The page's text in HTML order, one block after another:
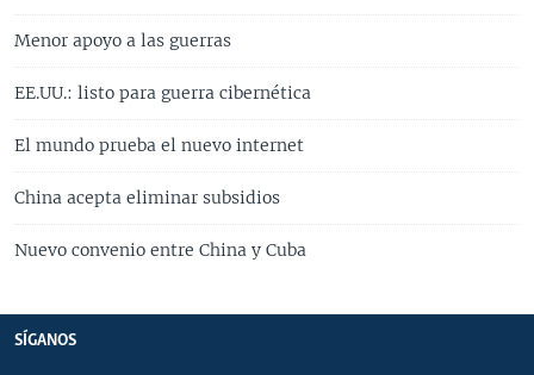
Menor apoyo a las guerras
EE.UU.: listo para guerra cibernética
El mundo prueba el nuevo internet
China acepta eliminar subsidios
Nuevo convenio entre China y Cuba
SÍGANOS